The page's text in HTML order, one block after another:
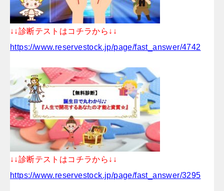
↓↓診断テストはコチラから↓↓
https://www.reservestock.jp/page/fast_answer/4742
↓↓診断テストはコチラから↓↓
https://www.reservestock.jp/page/fast_answer/3295